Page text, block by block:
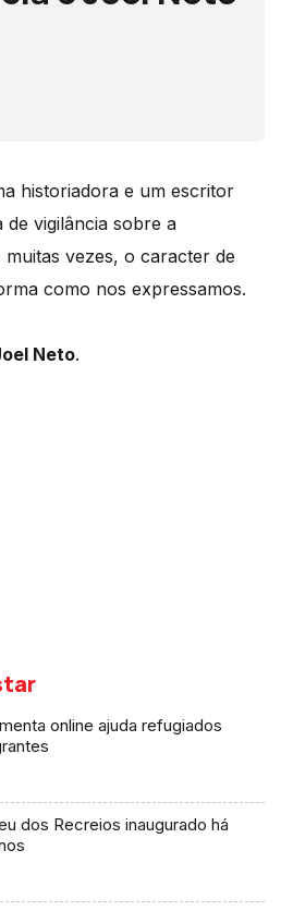
historiadora e um escritor
vigilância sobre a
muitas vezes, o caracter de
como nos expressamos.
Neto.
online ajuda refugiados
dos Recreios inaugurado há